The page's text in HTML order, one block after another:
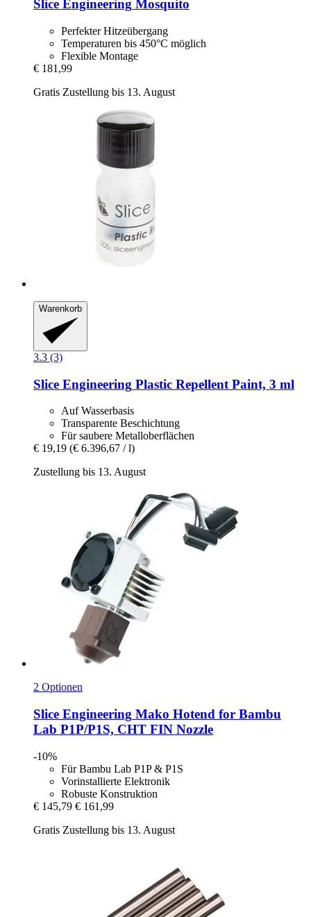
Slice Engineering Mosquito
Perfekter Hitzeübergang
Temperaturen bis 450°C möglich
Flexible Montage
€ 181,99
Gratis Zustellung bis 13. August
Warenkorb
3.3 (3)
Slice Engineering Plastic Repellent Paint, 3 ml
Auf Wasserbasis
Transparente Beschichtung
Für saubere Metalloberflächen
€ 19,19 (€ 6.396,67 / l)
Zustellung bis 13. August
2 Optionen
Slice Engineering Mako Hotend for Bambu
Lab P1P/P1S, CHT FIN Nozzle
-10%
Für Bambu Lab P1P & P1S
Vorinstallierte Elektronik
Robuste Konstruktion
€ 145,79 € 161,99
Gratis Zustellung bis 13. August